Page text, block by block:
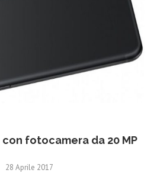
con fotocamera da 20 MP
28 Aprile 2017